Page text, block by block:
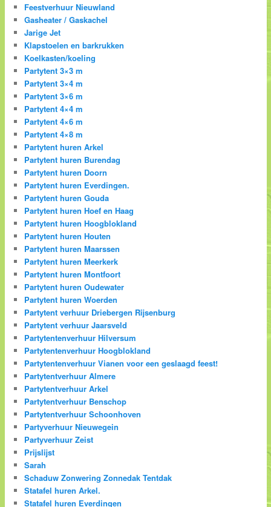
Feestverhuur Nieuwland
Gasheater / Gaskachel
Jarige Jet
Klapstoelen en barkrukken
Koelkasten/koeling
Partytent 3×3 m
Partytent 3×4 m
Partytent 3×6 m
Partytent 4×4 m
Partytent 4×6 m
Partytent 4×8 m
Partytent huren Arkel
Partytent huren Burendag
Partytent huren Doorn
Partytent huren Everdingen.
Partytent huren Gouda
Partytent huren Hoef en Haag
Partytent huren Hoogblokland
Partytent huren Houten
Partytent huren Maarssen
Partytent huren Meerkerk
Partytent huren Montfoort
Partytent huren Oudewater
Partytent huren Woerden
Partytent verhuur Driebergen Rijsenburg
Partytent verhuur Jaarsveld
Partytentenverhuur Hilversum
Partytentenverhuur Hoogblokland
Partytentenverhuur Vianen voor een geslaagd feest!
Partytentverhuur Almere
Partytentverhuur Arkel
Partytentverhuur Benschop
Partytentverhuur Schoonhoven
Partyverhuur Nieuwegein
Partyverhuur Zeist
Prijslijst
Sarah
Schaduw Zonwering Zonnedak Tentdak
Statafel huren Arkel.
Statafel huren Everdingen